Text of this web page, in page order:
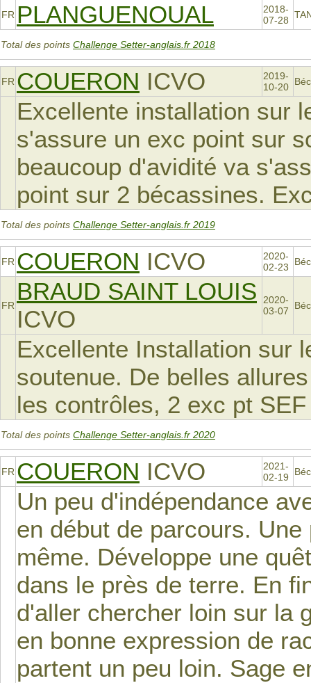
FR PLANGUENOUAL
2018-
07-28
Total des points Challenge Setter-anglais.fr 2018
FR COUERON ICVO
2019-
10-20
Excellente installation sur
s'assure un exc point sur
beaucoup d'avidité va
point sur 2 bécassines.
Total des points Challenge Setter-anglais.fr 2019
FR COUERON ICVO
2020-
02-23
FR
BRAUD SAINT LOUIS
ICVO
2020-
03-07
Excellente Installation sur
soutenue. De belles
les contrôles, 2 exc pt
Total des points Challenge Setter-anglais.fr 2020
FR COUERON ICVO
2021-
02-19
Un peu d'indépendance
en début de parcours.
même. Développe une
dans le près de terre. En
d'aller chercher loin sur la
en bonne expression de
partent un peu loin. Sage